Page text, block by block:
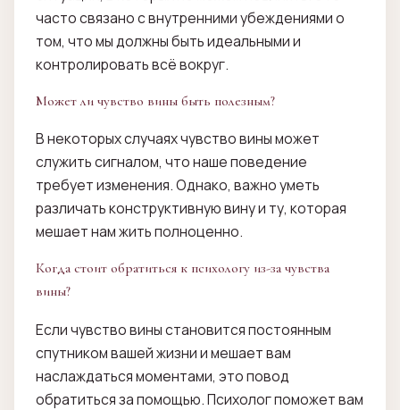
часто связано с внутренними убеждениями о
том, что мы должны быть идеальными и
контролировать всё вокруг.
Может ли чувство вины быть полезным?
В некоторых случаях чувство вины может
служить сигналом, что наше поведение
требует изменения. Однако, важно уметь
различать конструктивную вину и ту, которая
мешает нам жить полноценно.
Когда стоит обратиться к психологу из-за чувства
вины?
Если чувство вины становится постоянным
спутником вашей жизни и мешает вам
наслаждаться моментами, это повод
обратиться за помощью. Психолог поможет вам